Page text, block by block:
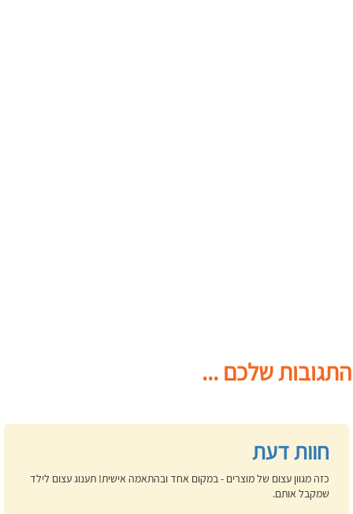
התגובות שלכם ...
חוות דעת
כזה מגוון עצום של מוצרים - במקום אחד ובהתאמה אישית! תענוג עצום לילד
שמקבל אותם.